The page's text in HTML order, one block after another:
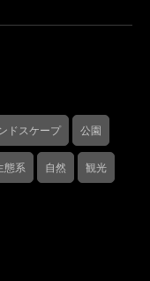
ドスケープ 公園
態系 自然 観光